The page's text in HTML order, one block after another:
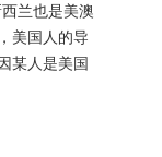
兰也是美澳
美国人的导
某人是美国